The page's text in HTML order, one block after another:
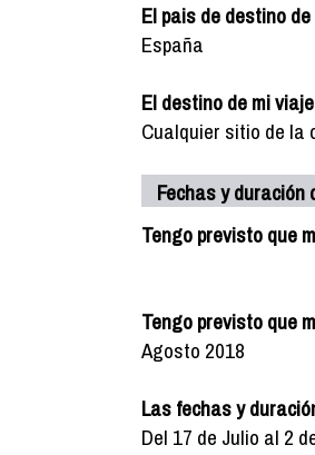
El pais de destino
España
El destino de mi
Cualquier sitio de la
Fechas y duración
Tengo previsto que
Tengo previsto que
Agosto 2018
Las fechas y
Del 17 de Julio al 2